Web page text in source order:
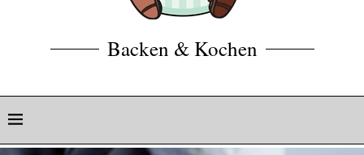
Backen & Kochen